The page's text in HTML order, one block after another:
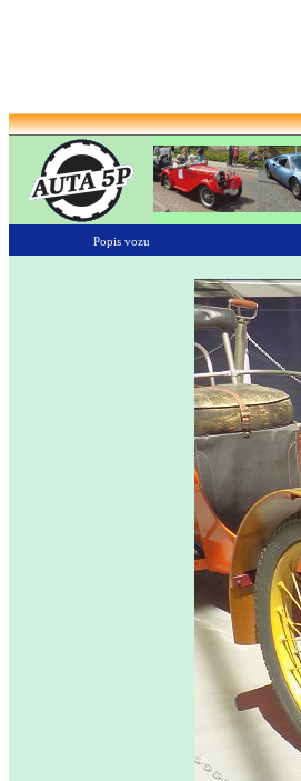
Popis vozu